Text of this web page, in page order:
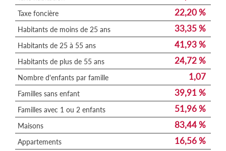
Taxe foncière 22,20 %
Habitants de moins de 25 ans 33,35 %
Habitants de 25 à 55 ans 41,93 %
Habitants de plus de 55 ans 24,72 %
Nombre d'enfants par famille 1,07
Familles sans enfant 39,91 %
Familles avec 1 ou 2 enfants 51,96 %
Maisons 83,44 %
Appartements 16,56 %